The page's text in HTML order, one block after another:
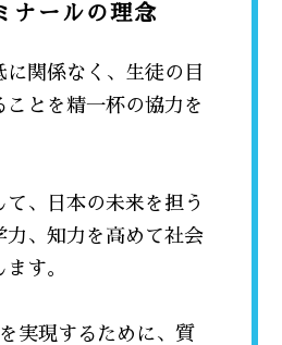
ナールの理念
に関係なく、生徒の目
ことを精一杯の協力を
て、日本の未来を担う
力、知力を高めて社会
す。
を実現するために、質